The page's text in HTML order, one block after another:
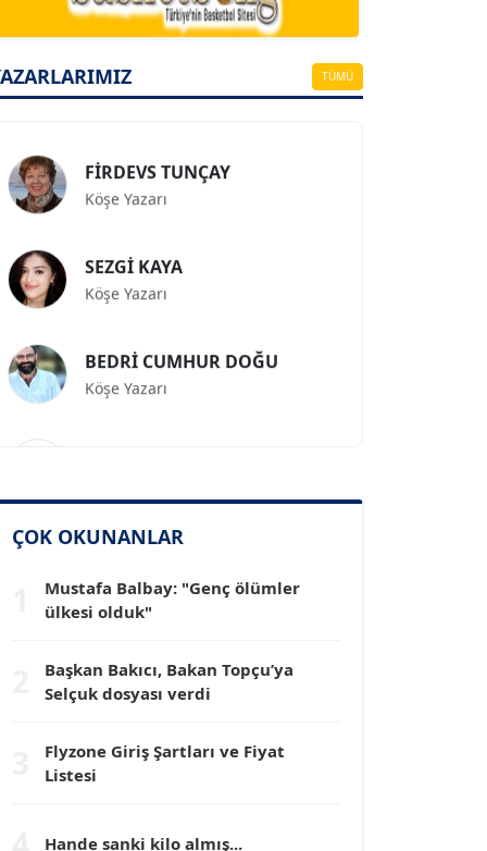
TÜMÜ
Köşe Yazarı
Köşe Yazarı
Köşe Yazarı
Köşe Yazarı
Köşe Yazarı
Dr. HAKAN TARTAN
Köşe Yazarı
ÇOK OKUNANLAR
Mustafa Balbay: "Genç ölümler
ülkesi olduk"
Başkan Bakıcı, Bakan Topçu’ya
Selçuk dosyası verdi
Flyzone Giriş Şartları ve Fiyat
Listesi
Hande sanki kilo almış...